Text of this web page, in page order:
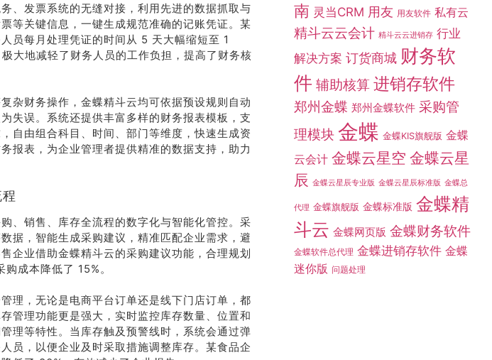
销售
3238
在线沟
、发票系统的无缝对接，利用先进的数据抓取与
等关键信息，一键生成规范准确的记账凭证。某
员每月处理凭证的时间从 5 天大幅缩短至 1
大地减轻了财务人员的工作负担，提高了财务核
杂财务操作，金蝶精斗云均可依据预设规则自动
失误。系统还提供丰富多样的财务报表模板，支
自由组合科目、时间、部门等维度，快速生成资
报表，为企业管理者提供精准的数据支持，助力
、销售、库存全流程的数字化与智能化管控。采
据，智能生成采购建议，精准匹配企业需求，避
企业借助金蝶精斗云的采购建议功能，合理规划
成本降低了 15%。
理，无论是电商平台订单还是线下门店订单，都
管理功能更是强大，实时监控库存数量、位置和
理等特性。当库存触及预警线时，系统会通过弹
员，以便企业及时采取措施调整库存。某食品企
南 灵当CRM 用友 用友软件 私有云
精斗云云会计 精斗云云进销存 行业
解决方案 订货商城 财务软
件 辅助核算 进销存软件
郑州金蝶 郑州金蝶软件 采购管
理模块 金蝶 金蝶KIS旗舰版 金蝶
云会计 金蝶云星空 金蝶云星
辰 金蝶云星辰专业版 金蝶云星辰标准版 金蝶总
代理 金蝶旗舰版 金蝶标准版 金蝶精
斗云 金蝶网页版 金蝶财务软件
金蝶软件总代理 金蝶进销存软件 金蝶
迷你版 问题处理